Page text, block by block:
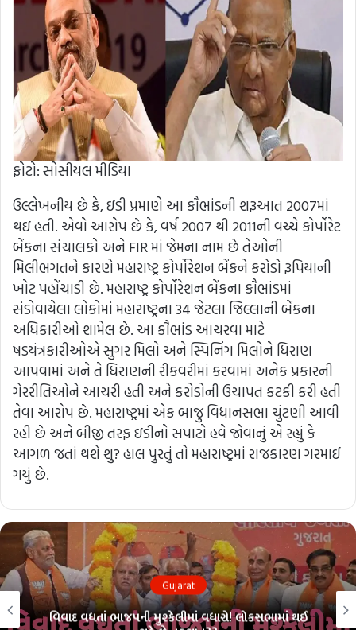
ફોટો: સોસીયલ મીડિયા
ઉલ્લેખનીય છે કે, ઇડી પ્રમાણે આ કૌભાંડની શરૂઆત 2007માં
થઇ હતી. એવો આરોપ છે કે, વર્ષ 2007 થી 2011ની વચ્ચે કોર્પોરેટ
બેંકના સંચાલકો અને FIR માં જેમના નામ છે તેઓની
મિલીભગતને કારણે મહારાષ્ટ્ર કોર્પોરેશન બેંકને કરોડો રૂપિયાની
ખોટ પહોંચાડી છે. મહારાષ્ટ્ર કોર્પોરેશન બેંકના કૌભાંડમાં
સંડોવાયેલા લોકોમાં મહારાષ્ટ્રના 34 જેટલા જિલ્લાની બેંકના
અધિકારીઓ શામેલ છે. આ કૌભાંડ આચરવા માટે
ષડયંત્રકારીઓએ સુગર મિલો અને સ્પિનિંગ મિલોને ધિરાણ
આપવામાં અને તે ધિરાણની રીકવરીમાં કરવામાં અનેક પ્રકારની
ગેરરીતિઓને આચરી હતી અને કરોડોની ઉચાપત કટકી કરી હતી
તેવા આરોપ છે. મહારાષ્ટ્રમાં એક બાજુ વિધાનસભા ચુંટણી આવી
રહી છે અને બીજી તરફ ઇડીનો સપાટો હવે જોવાનું એ રહ્યું કે
આગળ જતાં થશે શુ? હાલ પુરતું તો મહારાષ્ટ્રમાં રાજકારણ ગરમાઈ
ગયું છે.
Gujarat
વિવાદ વધતાં ભાજપની મુશ્કેલીમાં વધારો! લોકસભામાં થઈ